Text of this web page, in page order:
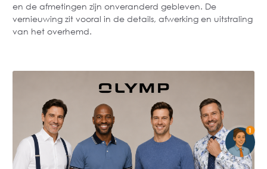
en de afmetingen zijn onveranderd gebleven. De
vernieuwing zit vooral in de details, afwerking en uitstraling
van het overhemd.
1